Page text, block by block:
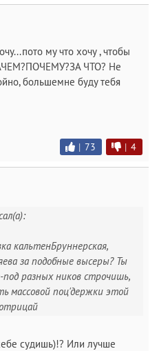
му что хочу , чтобы
ЧТО? Не
большемне буду тебя
| 73 | 4
кальтенБруннерская,
за подобные высеры? Ты
под разных ников строчишь,
массовой поц'держки этой
судишь)!? Или лучше